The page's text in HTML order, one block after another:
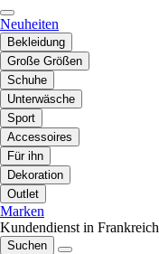
Neuheiten
Bekleidung
Große Größen
Schuhe
Unterwäsche
Sport
Accessoires
Für ihn
Dekoration
Outlet
Marken
Kundendienst in Frankreich
Suchen